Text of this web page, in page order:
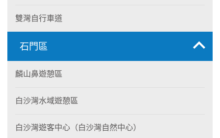
雙灣自行車道
石門區
麟山鼻遊憩區
白沙灣水域遊憩區
白沙灣遊客中心（白沙灣自然中心）